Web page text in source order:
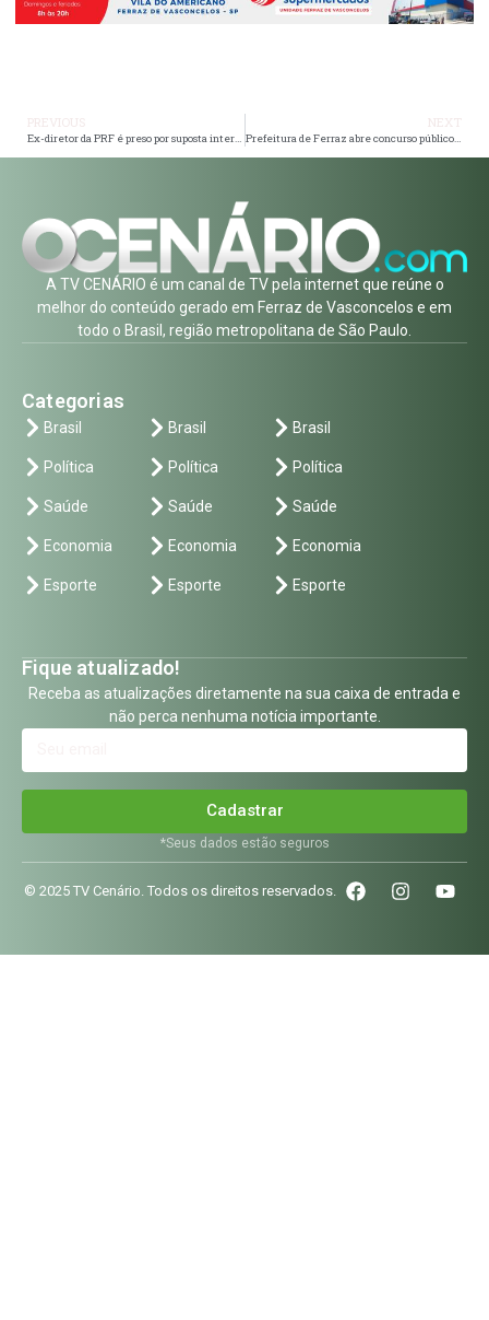
Ex-diretor da PRF é preso por suposta interferência nas Eleições de 2022 Prefeitura de Ferraz abre concurso público para 111 vagas na Saúde
A TV CENÁRIO é um canal de TV pela internet que reúne o
melhor do conteúdo gerado em Ferraz de Vasconcelos e em
todo o Brasil, região metropolitana de São Paulo.
Categorias
Brasil
Política
Saúde
Economia
Esporte
Brasil
Política
Saúde
Economia
Esporte
Brasil
Política
Saúde
Economia
Esporte
Fique atualizado!
Receba as atualizações diretamente na sua caixa de entrada e
não perca nenhuma notícia importante.
Cadastrar
*Seus dados estão seguros
© 2025 TV Cenário. Todos os direitos reservados.